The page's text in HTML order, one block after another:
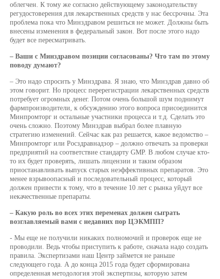
облегчен. К тому же согласно действующему законодательству
регудостоверения для лекарственных средств у нас бессрочны. Эта
проблема пока что Минздравом решиться не может. Должны быть
внесены изменения в федеральный закон. Вот после этого надо
будет все пересматривать.
– Ваши с Минздравом позиции согласованы? Что там по этому
поводу думают?
– Это надо спросить у Минздрава. Я знаю, что Минздрав давно об
этом говорит. Но процесс перерегистрации лекарственных средств
потребует огромных денег. Потом очень большой шум поднимут
фармпроизводители, к обсуждению этого вопроса присоединится
Минпромторг и остальные участники процесса и т.д. Сделать это
очень сложно. Поэтому Минздрав выбрал более плавную
стратегию изменений. Сейчас как раз решается, какое ведомство –
Минпромторг или Росздравнадзор – должно отвечать за проверки
предприятий на соответствие стандарту GMP. В любом случае кто-
то их будет проверять, лишать лицензии и таким образом
приостанавливать выпуск старых неэффективных препаратов. Это
менее взрывоопасный и последовательный процесс, который
должен привести к тому, что в течение 10 лет с рынка уйдут все
некачественные препараты.
– Какую роль во всех этих переменах должен сыграть
возглавляемый вами с недавних пор ЦЭКМПП?
- Мы еще не получили никаких полномочий и проверок еще не
проводили. Ведь чтобы приступить к работе, сначала надо создать
правила. Экспертизами наш Центр займется не раньше
следующего года. А до конца 2015 года будет сформирована
определенная методология этой экспертизы, которую затем